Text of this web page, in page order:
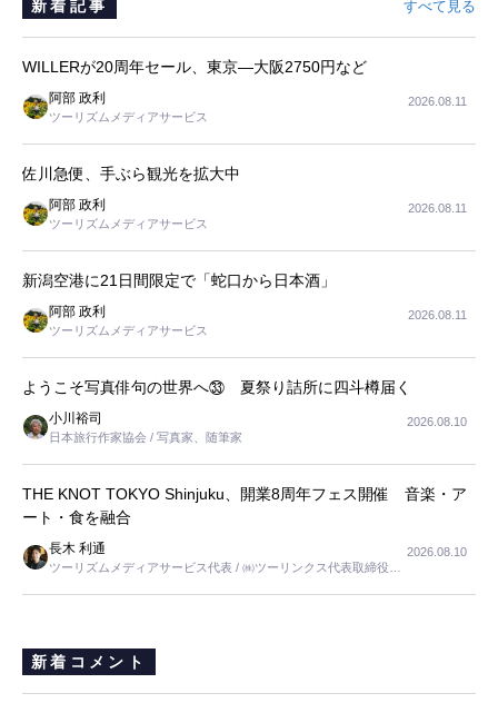
新着記事 すべて見る
WILLERが20周年セール、東京―大阪2750円など
阿部 政利
ツーリズムメディアサービス
2026.08.11
佐川急便、手ぶら観光を拡大中
阿部 政利
ツーリズムメディアサービス
2026.08.11
新潟空港に21日間限定で「蛇口から日本酒」
阿部 政利
ツーリズムメディアサービス
2026.08.11
ようこそ写真俳句の世界へ㉝ 夏祭り詰所に四斗樽届く
小川裕司
日本旅行作家協会 / 写真家、随筆家
2026.08.10
THE KNOT TOKYO Shinjuku、開業8周年フェス開催 音楽・ア
ート・食を融合
長木 利通
ツーリズムメディアサービス代表 / ㈱ツーリンクス代表取締役社
2026.08.10
新着コメント